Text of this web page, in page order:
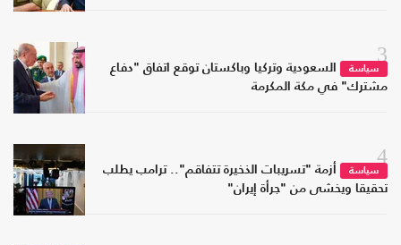
3
سياسة
السعودية وتركيا وباكستان توقع اتفاق "دفاع
مشترك" في مكة المكرمة
4
سياسة
أزمة "تسريبات الذخيرة تتفاقم".. ترامب يطلب
تحقيقا ويخشى من "جرأة إيران"